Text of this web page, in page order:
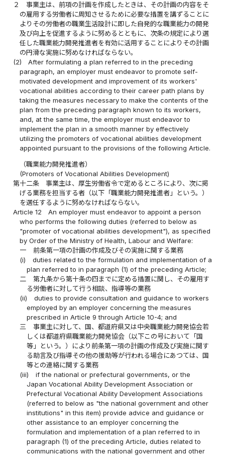
２
事業主は、前項の計画を作成したときは、その計画の内容をそ
の雇用する労働者に周知させるために必要な措置を講ずることに
よりその労働者の職業生活設計に即した自発的な職業能力の開発
及び向上を促進するように努めるとともに、次条の規定により選
任した職業能力開発推進者を有効に活用することによりその計画
の円滑な実施に努めなければならない。
(2)
After formulating a plan referred to in the preceding
paragraph, an employer must endeavor to promote self-
motivated development and improvement of its workers'
vocational abilities according to their career path plans by
taking the measures necessary to make the contents of the
plan from the preceding paragraph known to its workers,
and, at the same time, the employer must endeavor to
implement the plan in a smooth manner by effectively
utilizing the promoters of vocational abilities development
appointed pursuant to the provisions of the following Article.
（職業能力開発推進者）
(Promoters of Vocational Abilities Development)
第十二条
事業主は、厚生労働省令で定めるところにより、次に掲
げる業務を担当する者（以下「職業能力開発推進者」という。）
を選任するように努めなければならない。
Article 12
An employer must endeavor to appoint a person
who performs the following duties (referred to below as
"promoter of vocational abilities development"), as specified
by Order of the Ministry of Health, Labour and Welfare:
一
前条第一項の計画の作成及びその実施に関する業務
(i)
duties related to the formulation and implementation of a
plan referred to in paragraph (1) of the preceding Article;
二
第九条から第十条の四までに定める措置に関し、その雇用す
る労働者に対して行う相談、指導等の業務
(ii)
duties to provide consultation and guidance to workers
employed by an employer concerning the measures
prescribed in Article 9 through Article 10-4; and
三
事業主に対して、国、都道府県又は中央職業能力開発協会若
しくは都道府県職業能力開発協会（以下この号において「国
等」という。）により前条第一項の計画の作成及び実施に関す
る助言及び指導その他の援助等が行われる場合にあつては、国
等との連絡に関する業務
(iii)
if the national or prefectural governments, or the
Japan Vocational Ability Development Association or
Prefectural Vocational Ability Development Associations
(referred to below as "the national government and other
institutions" in this item) provide advice and guidance or
other assistance to an employer concerning the
formulation and implementation of a plan referred to in
paragraph (1) of the preceding Article, duties related to
communications with the national government and other